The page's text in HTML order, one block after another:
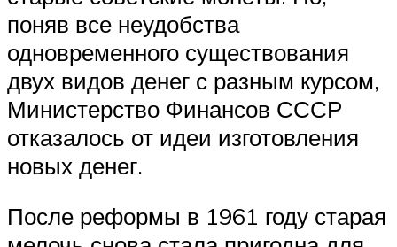
поняв все неудобства
одновременного существования
двух видов денег с разным курсом,
Министерство Финансов СССР
отказалось от идеи изготовления
новых денег.
После реформы в 1961 году старая